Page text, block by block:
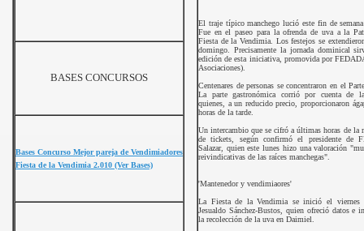
El traje típico manchego lució este fin de
Fue en el paseo para la ofrenda de uva a la
Fiesta de la Vendimia. Los festejos se
domingo. Precisamente la jornada dominical
edición de esta iniciativa, promovida por
Asociaciones).
Centenares de personas se concentraron en el
La parte gastronómica corrió por cuenta de
quienes, a un reducido precio, proporcionaron
horas de la tarde.
Un intercambio que se cifró a últimas horas de la
de tickets, según confirmó el presidente de
Salazar, quien este lunes hizo una valoración
reivindicativas de las raíces manchegas".
'Mantenedor y vendimiaores'
La Fiesta de la Vendimia se inició el viernes
Jesualdo Sánchez-Bustos, quien ofreció datos e
la recolección de la uva en Daimiel.
BASES CONCURSOS
Bases Concurso Mejor pareja de Vendimiadores
Fiesta de la Vendimia 2.010 (Ver Bases)